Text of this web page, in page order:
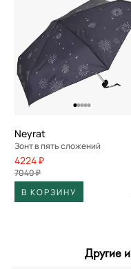
Neyrat
Зонт в пять сложений
4224 ₽
7040 ₽
В КОРЗИНУ
Другие